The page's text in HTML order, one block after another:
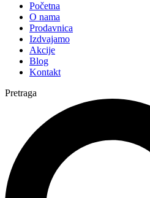
Početna
O nama
Prodavnica
Izdvajamo
Akcije
Blog
Kontakt
Pretraga